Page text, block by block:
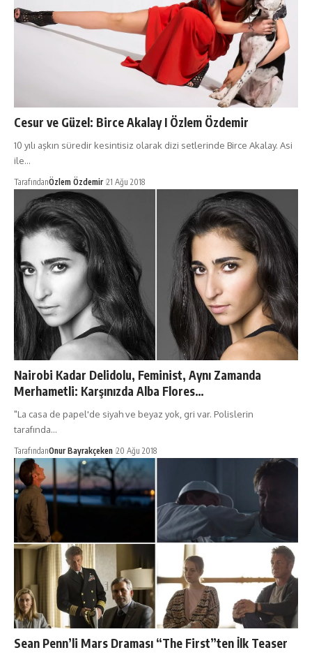
Cesur ve Güzel: Birce Akalay I Özlem Özdemir
10 yılı aşkın süredir kesintisiz olarak dizi setlerinde Birce Akalay. Asi
ile…
TarafındanÖzlem Özdemir 21 Ağu 2018
Nairobi Kadar Delidolu, Feminist, Aynı Zamanda
Merhametli: Karşınızda Alba Flores…
"La casa de papel'de siyah ve beyaz yok, gri var. Polislerin
tarafında…
TarafındanOnur Bayrakçeken 20 Ağu 2018
Sean Penn’li Mars Draması “The First”ten İlk Teaser